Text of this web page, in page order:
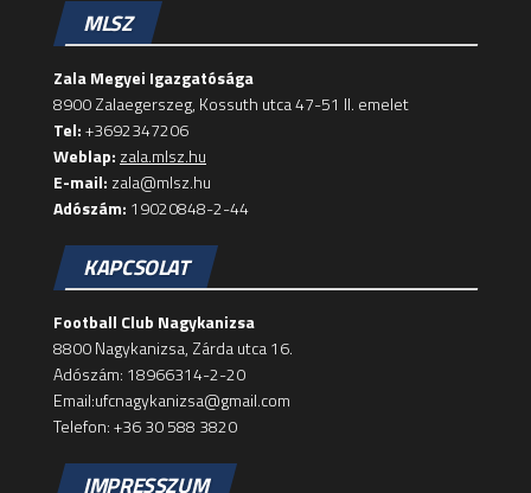
MLSZ
Zala Megyei Igazgatósága
8900 Zalaegerszeg, Kossuth utca 47-51 II. emelet
Tel:+3692347206
Weblap: zala.mlsz.hu
E-mail: zala@mlsz.hu
Adószám: 19020848-2-44
KAPCSOLAT
Football Club Nagykanizsa
8800 Nagykanizsa, Zárda utca 16.
Adószám: 18966314-2-20
Email:ufcnagykanizsa@gmail.com
Telefon: +36 30 588 3820
IMPRESSZUM